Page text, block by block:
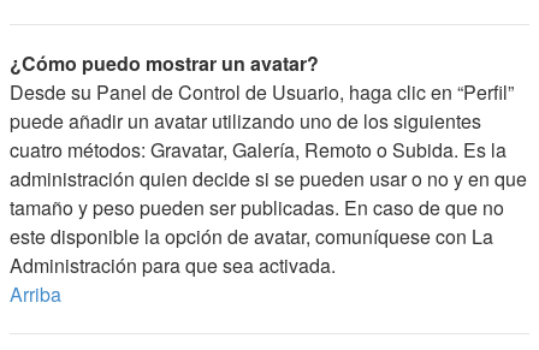
¿Cómo puedo mostrar un avatar?
Desde su Panel de Control de Usuario, haga clic en “Perfil”
puede añadir un avatar utilizando uno de los siguientes
cuatro métodos: Gravatar, Galería, Remoto o Subida. Es la
administración quien decide si se pueden usar o no y en que
tamaño y peso pueden ser publicadas. En caso de que no
este disponible la opción de avatar, comuníquese con La
Administración para que sea activada.
Arriba